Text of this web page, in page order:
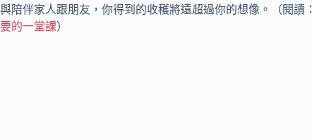
與陪伴家人跟朋友，你得到的收穫將遠超過你的想像。（閱讀：
要的一堂課）